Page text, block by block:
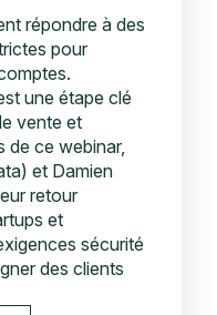
répondre à des
pour
une étape clé
vente et
de ce webinar,
et Damien
retour
et
sécurité
des clients